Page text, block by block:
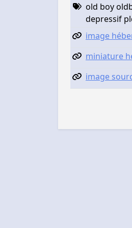
old boy
depressif
image
miniature
image